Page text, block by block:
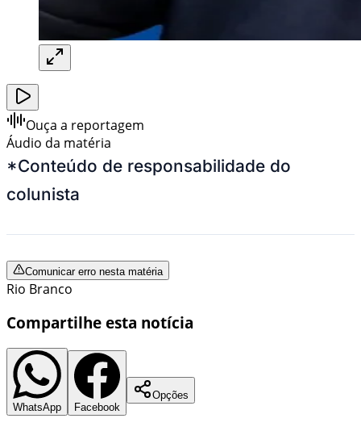
Ouça a reportagem
Áudio da matéria
*Conteúdo de responsabilidade do
colunista
Comunicar erro nesta matéria
Rio Branco
Compartilhe esta notícia
WhatsApp Facebook
Opções